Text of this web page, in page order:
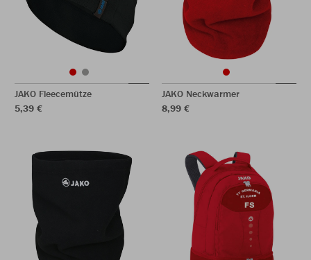
JAKO Fleecemütze
5,39 €
JAKO Neckwarmer
8,99 €